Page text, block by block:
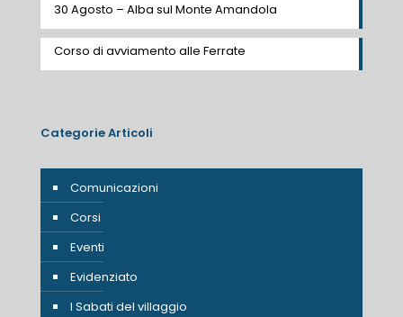
30 Agosto – Alba sul Monte Amandola
Corso di avviamento alle Ferrate
Categorie Articoli
Comunicazioni
Corsi
Eventi
Evidenziato
I Sabati del villaggio